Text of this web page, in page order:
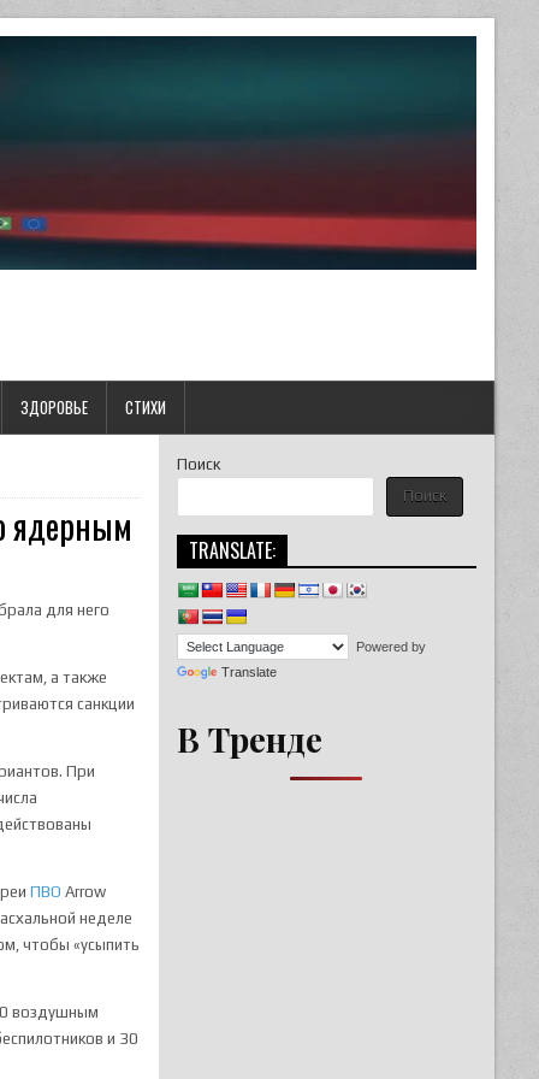
ЗДОРОВЬЕ СТИХИ
ядерным
для него
а также
санкции
При
ПВО Arrow
неделе
чтобы «усыпить
воздушным
и 30
Поиск
Поиск
TRANSLATE:
Powered by
Translate
В Тренде